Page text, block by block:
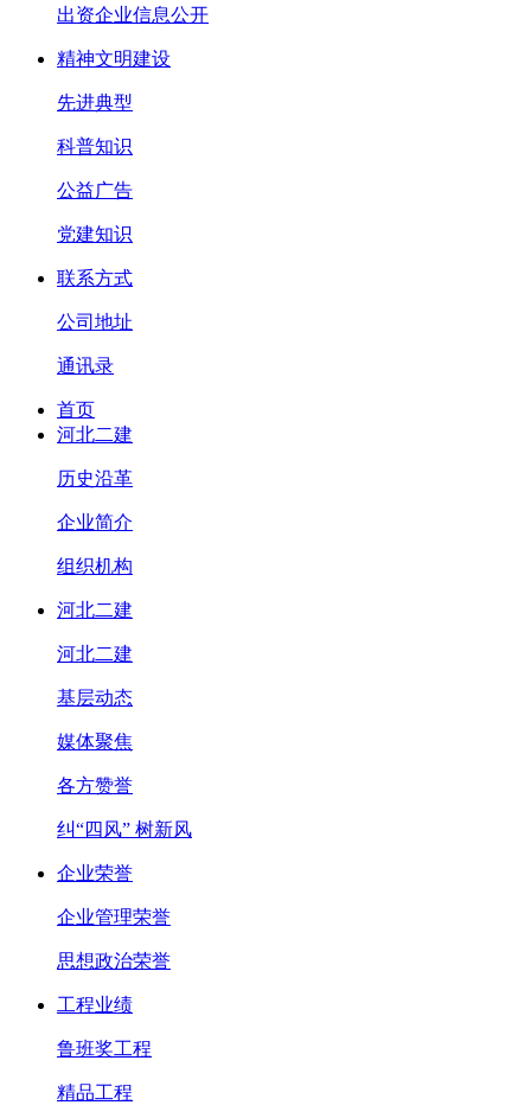
出资企业信息公开
精神文明建设
先进典型
科普知识
公益广告
党建知识
联系方式
公司地址
通讯录
首页
河北二建
历史沿革
企业简介
组织机构
河北二建
河北二建
基层动态
媒体聚焦
各方赞誉
纠“四风” 树新风
企业荣誉
企业管理荣誉
思想政治荣誉
工程业绩
鲁班奖工程
精品工程